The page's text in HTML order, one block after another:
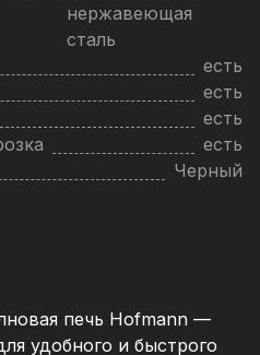
нержавеющая
сталь
есть
есть
есть
есть
Черный
печь Hofmann —
удобного и быстрого